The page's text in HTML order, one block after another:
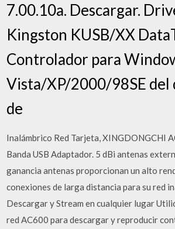
7.00.10a. Descargar.
Kingston KUSB/XX
Controlador para
Vista/XP/2000/98SE del
de
Inalámbrico Red Tarjeta, XINGDONGCHI
Banda USB Adaptador. 5 dBi antenas
ganancia antenas proporcionan un alto
conexiones de larga distancia para su red
Descargar y Stream en cualquier lugar
red AC600 para descargar y reproducir